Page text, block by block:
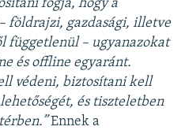
fogja, hogy a
földrajzi, gazdasági, illetve
függetlenül – ugyanazokat
és offline egyaránt.
védeni, biztosítani kell
égét, és tiszteletben
érben.”Ennek a